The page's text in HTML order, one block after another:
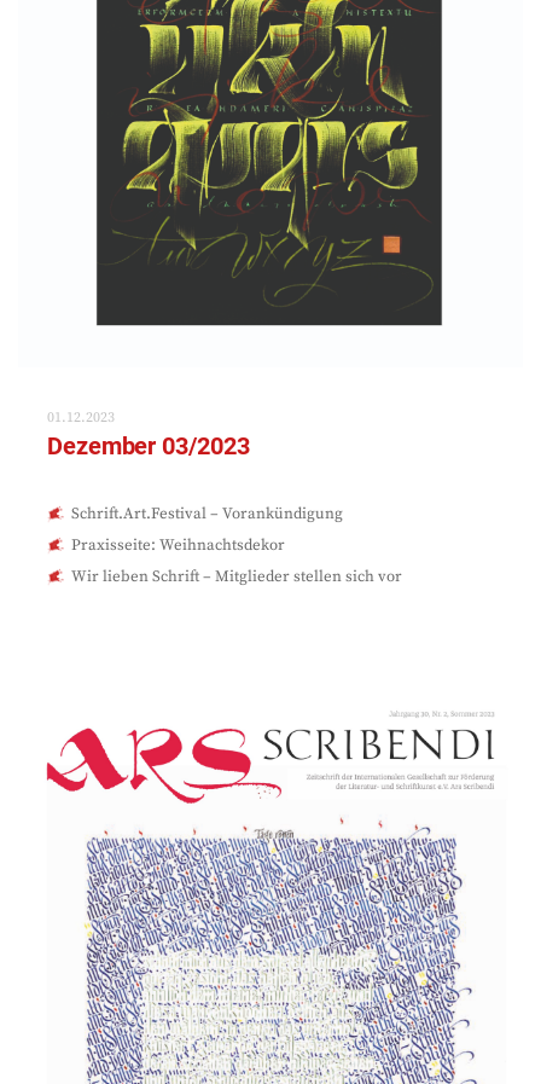
01.12.2023
Dezember 03/2023
Schrift.Art.Festival – Vorankündigung
Praxisseite: Weihnachtsdekor
Wir lieben Schrift – Mitglieder stellen sich vor